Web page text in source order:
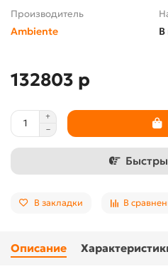
Производитель
Ambiente В
132803 р
В закладки В
Описание